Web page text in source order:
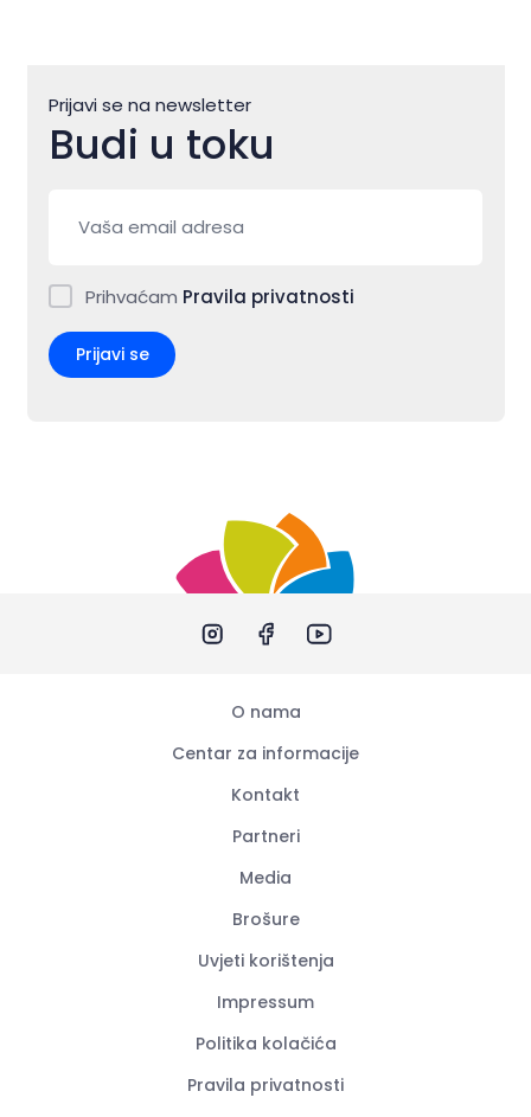
Prijavi se na newsletter
Budi u toku
Prihvaćam Pravila privatnosti
Prijavi se
O nama
Centar za informacije
Kontakt
Partneri
Media
Brošure
Uvjeti korištenja
Impressum
Politika kolačića
Pravila privatnosti